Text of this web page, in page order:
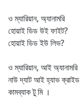
ও ম্যারিয়ান, অ্যানামরি
হোয়াই ডিড উই ফাইট?
হোয়াই ডিড ইউ লিভ?
ও ম্যারিয়ান, আই অ্যানামরি
নাউ দ্যাট আই হ্যাভ ক্রাইড
কামব্যাক টু মি ।